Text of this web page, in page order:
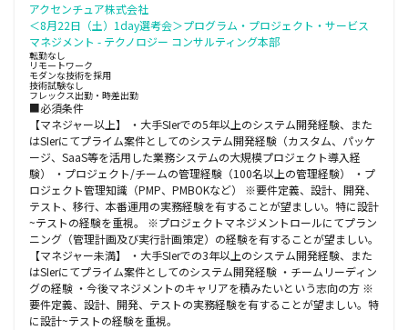
アクセンチュア株式会社
＜8月22日（土）1day選考会＞プログラム・プロジェクト・サービス
マネジメント - テクノロジー コンサルティング本部
転勤なし
リモートワーク
モダンな技術を採用
技術試験なし
フレックス出勤・時差出勤
■必須条件
【マネジャー以上】 ・大手SIerでの5年以上のシステム開発経験、また
はSIerにてプライム案件としてのシステム開発経験（カスタム、パッケ
ージ、SaaS等を活用した業務システムの大規模プロジェクト導入経
験） ・プロジェクト/チームの管理経験（100名以上の管理経験） ・プ
ロジェクト管理知識（PMP、PMBOKなど） ※要件定義、設計、開発、
テスト、移行、本番運用の実務経験を有することが望ましい。特に設計
~テストの経験を重視。 ※プロジェクトマネジメントロールにてプラン
ニング（管理計画及び実行計画策定）の経験を有することが望ましい。
【マネジャー未満】 ・大手SIerでの3年以上のシステム開発経験、また
はSIerにてプライム案件としてのシステム開発経験 ・チームリーディン
グの経験 ・今後マネジメントのキャリアを積みたいという志向の方 ※
要件定義、設計、開発、テストの実務経験を有することが望ましい。特
に設計~テストの経験を重視。